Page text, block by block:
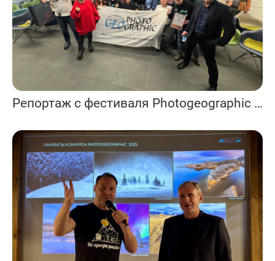
Репортаж с фестиваля Photogeographic 2025